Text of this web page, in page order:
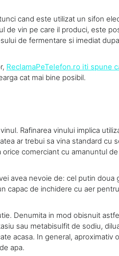
cand este utilizat un sifon
de vin pe care il produci, este
de fermentare si imediat
ReclamaPeTelefon.ro iti spune
cat mai bine posibil.
Rafinarea vinului implica
ar trebui sa vina standard cu
comerciant cu amanuntul
avea nevoie de: cel putin doua
capac de inchidere cu aer
Denumita in mod obisnuit
sau metabisulfit de sodiu,
acasa. In general, aproximativ
apa.